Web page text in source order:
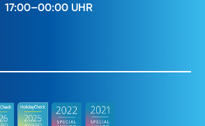
17:00–00:00 UHR